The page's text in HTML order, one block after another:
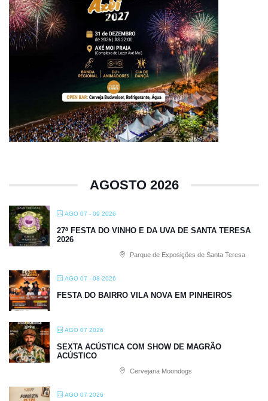
AGOSTO 2026
AGO 07 - 09 2026
27ª FESTA DO VINHO E DA UVA DE SANTA TERESA
2026
Parque de Exposições de Santa Teresa
AGO 07 - 08 2026
FESTA DO BAIRRO VILA NOVA EM PINHEIROS
AGO 07 2026
SEXTA ACÚSTICA COM SHOW DE MAGRÃO
ACÚSTICO
Cervejaria Moondogs
AGO 07 2026